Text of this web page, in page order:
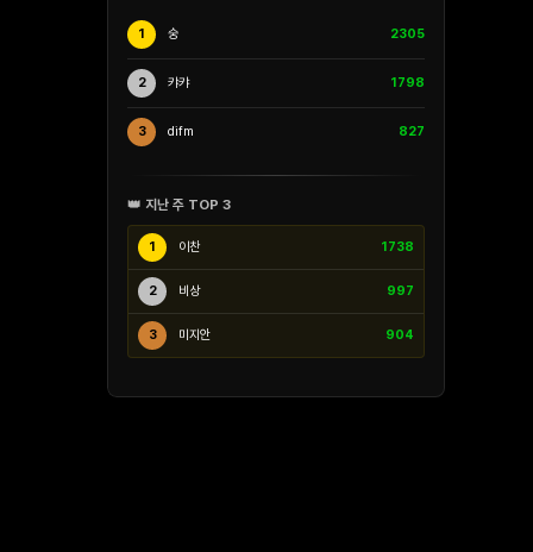
1 숭 2305
2 캬캬 1798
3 difm 827
👑 지난 주 TOP 3
1 이찬 1738
2 비상 997
3 미지안 904